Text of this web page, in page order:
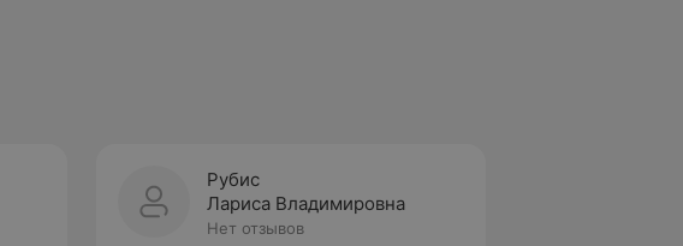
Рубис
Лариса Владимировна
Нет отзывов